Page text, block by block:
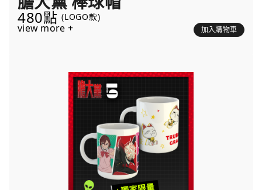
480點 (LOGO款)
view more + 加入購物車